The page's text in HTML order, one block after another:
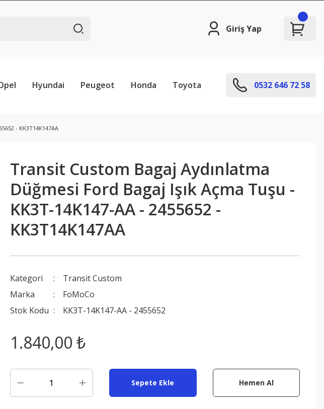
Giriş Yap
Hyundai Peugeot Honda Toyota 0532 646 72 58
- KK3T14K147AA
Transit Custom Bagaj Aydınlatma
Düğmesi Ford Bagaj Işık Açma Tuşu -
KK3T-14K147-AA - 2455652 -
KK3T14K147AA
Kategori
Transit Custom
Marka
FoMoCo
Stok Kodu
KK3T-14K147-AA - 2455652
1.840,00 ₺
Sepete Ekle Hemen Al